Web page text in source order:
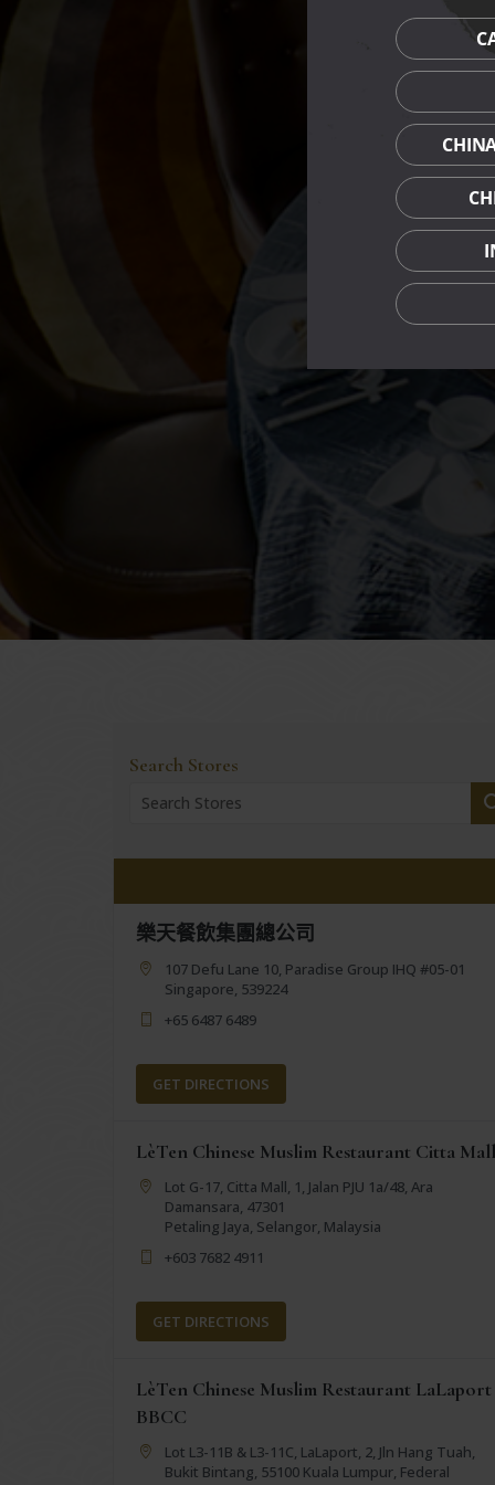
Search Stores
樂天餐飲集團總公司
107 Defu Lane 10, Paradise Group IHQ #05-01
Singapore, 539224
+65 6487 6489
GET DIRECTIONS
LèTen Chinese Muslim Restaurant Citta Mall
Lot G-17, Citta Mall, 1, Jalan PJU 1a/48, Ara
Damansara, 47301
Petaling Jaya, Selangor, Malaysia
+603 7682 4911
GET DIRECTIONS
LèTen Chinese Muslim Restaurant LaLaport
BBCC
Lot L3-11B & L3-11C, LaLaport, 2, Jln Hang Tuah,
Bukit Bintang, 55100 Kuala Lumpur, Federal